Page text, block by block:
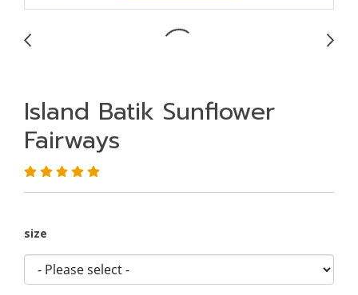
Island Batik Sunflower
Fairways
size